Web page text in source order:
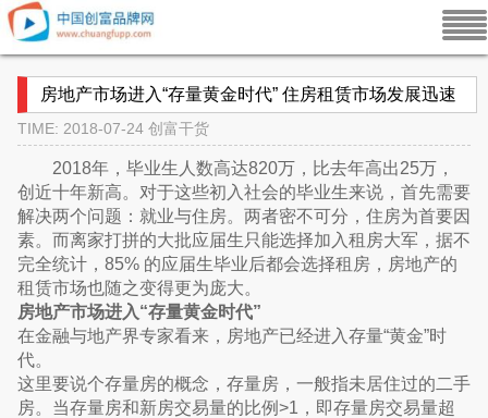
房地产市场进入“存量黄金时代” 住房租赁市场发展迅速
TIME: 2018-07-24 创富干货
2018年，毕业生人数高达820万，比去年高出25万，
创近十年新高。对于这些初入社会的毕业生来说，首先需要
解决两个问题：就业与住房。两者密不可分，住房为首要因
素。而离家打拼的大批应届生只能选择加入租房大军，据不
完全统计，85% 的应届生毕业后都会选择租房，房地产的
租赁市场也随之变得更为庞大。
房地产市场进入“存量黄金时代”
在金融与地产界专家看来，房地产已经进入存量“黄金”时
代。
这里要说个存量房的概念，存量房，一般指未居住过的二手
房。当存量房和新房交易量的比例>1，即存量房交易量超